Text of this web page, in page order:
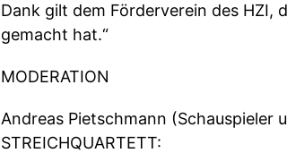
Dank gilt dem Förderverein des HZI,
gemacht hat.“
MODERATION
Andreas Pietschmann (Schauspieler
STREICHQUARTETT: